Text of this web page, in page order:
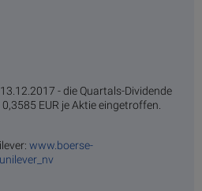
13.12.2017 - die Quartals-Dividende
EUR je Aktie eingetroffen.
www.boerse-